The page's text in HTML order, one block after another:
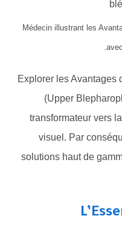
Médecin illustrant les
Explorer les Avantages
(Upper
transformateur vers
visuel. Par
solutions haut de